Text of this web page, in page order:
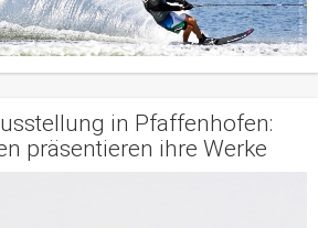
in Pfaffenhofen:
präsentieren ihre Werke